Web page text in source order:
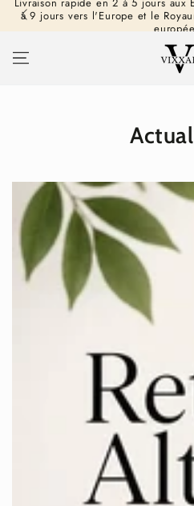
IGNORER LE
CONTENU
à 9 jours vers l'Europe et le